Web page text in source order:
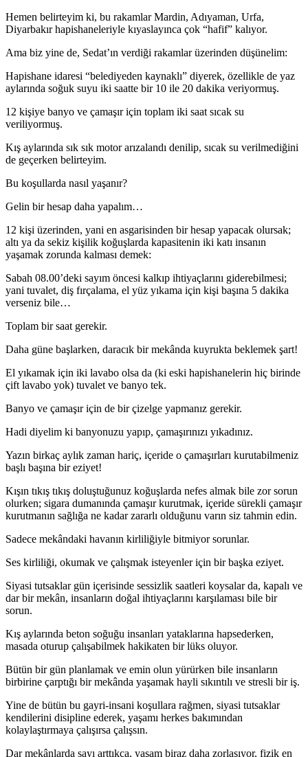
Hemen belirteyim ki, bu rakamlar Mardin, Adıyaman, Urfa,
Diyarbakır hapishaneleriyle kıyaslayınca çok “hafif” kalıyor.
Ama biz yine de, Sedat’ın verdiği rakamlar üzerinden düşünelim:
Hapishane idaresi “belediyeden kaynaklı” diyerek, özellikle de yaz
aylarında soğuk suyu iki saatte bir 10 ile 20 dakika veriyormuş.
12 kişiye banyo ve çamaşır için toplam iki saat sıcak su
veriliyormuş.
Kış aylarında sık sık motor arızalandı denilip, sıcak su verilmediğini
de geçerken belirteyim.
Bu koşullarda nasıl yaşanır?
Gelin bir hesap daha yapalım…
12 kişi üzerinden, yani en asgarisinden bir hesap yapacak olursak;
altı ya da sekiz kişilik koğuşlarda kapasitenin iki katı insanın
yaşamak zorunda kalması demek:
Sabah 08.00’deki sayım öncesi kalkıp ihtiyaçlarını giderebilmesi;
yani tuvalet, diş fırçalama, el yüz yıkama için kişi başına 5 dakika
verseniz bile…
Toplam bir saat gerekir.
Daha güne başlarken, daracık bir mekânda kuyrukta beklemek şart!
El yıkamak için iki lavabo olsa da (ki eski hapishanelerin hiç birinde
çift lavabo yok) tuvalet ve banyo tek.
Banyo ve çamaşır için de bir çizelge yapmanız gerekir.
Hadi diyelim ki banyonuzu yapıp, çamaşırınızı yıkadınız.
Yazın birkaç aylık zaman hariç, içeride o çamaşırları kurutabilmeniz
başlı başına bir eziyet!
Kışın tıkış tıkış doluştuğunuz koğuşlarda nefes almak bile zor sorun
olurken; sigara dumanında çamaşır kurutmak, içeride sürekli çamaşır
kurutmanın sağlığa ne kadar zararlı olduğunu varın siz tahmin edin.
Sadece mekândaki havanın kirliliğiyle bitmiyor sorunlar.
Ses kirliliği, okumak ve çalışmak isteyenler için bir başka eziyet.
Siyasi tutsaklar gün içerisinde sessizlik saatleri koysalar da, kapalı ve
dar bir mekân, insanların doğal ihtiyaçlarını karşılaması bile bir
sorun.
Kış aylarında beton soğuğu insanları yataklarına hapsederken,
masada oturup çalışabilmek hakikaten bir lüks oluyor.
Bütün bir gün planlamak ve emin olun yürürken bile insanların
birbirine çarptığı bir mekânda yaşamak hayli sıkıntılı ve stresli bir iş.
Yine de bütün bu gayri-insani koşullara rağmen, siyasi tutsaklar
kendilerini disipline ederek, yaşamı herkes bakımından
kolaylaştırmaya çalışırsa çalışsın.
Dar mekânlarda sayı arttıkça, yaşam biraz daha zorlaşıyor, fizik en